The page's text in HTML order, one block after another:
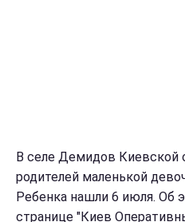
В селе Демидов Киевской
родителей маленькой
Ребенка нашли 6 июля. Об
странице "Киев